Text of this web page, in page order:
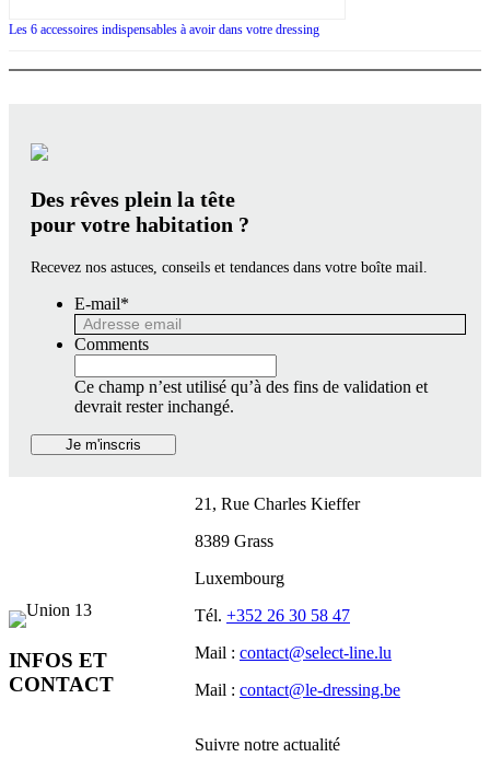
Les 6 accessoires indispensables à avoir dans votre dressing
Des rêves plein la tête
pour votre habitation ?
Recevez nos astuces, conseils et tendances dans votre boîte mail.
E-mail*
Comments
Ce champ n’est utilisé qu’à des fins de validation et
devrait rester inchangé.
INFOS ET
CONTACT
21, Rue Charles Kieffer
8389 Grass
Luxembourg
Tél. +352 26 30 58 47
Mail : contact@select-line.lu
Mail : contact@le-dressing.be
Suivre notre actualité